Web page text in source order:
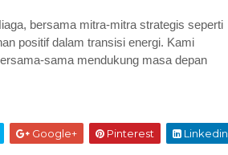
bersama mitra-mitra strategis seperti
positif dalam transisi energi. Kami
sama mendukung masa depan
Google+ Pinterest Linkedin